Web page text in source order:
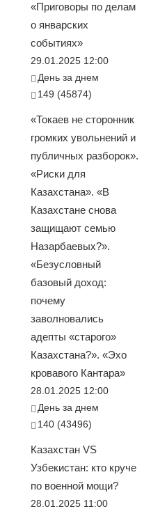
«Приговоры по делам
о январских
событиях»
29.01.2025 12:00
День за днем
149 (45874)
«Токаев не сторонник
громких увольнений и
публичных разборок».
«Риски для
Казахстана». «В
Казахстане снова
защищают семью
Назарбаевых?».
«Безусловный
базовый доход:
почему
заволновались
адепты «старого»
Казахстана?». «Эхо
кровавого Кантара»
28.01.2025 12:00
День за днем
140 (43496)
Казахстан VS
Узбекистан: кто круче
по военной мощи?
28.01.2025 11:00